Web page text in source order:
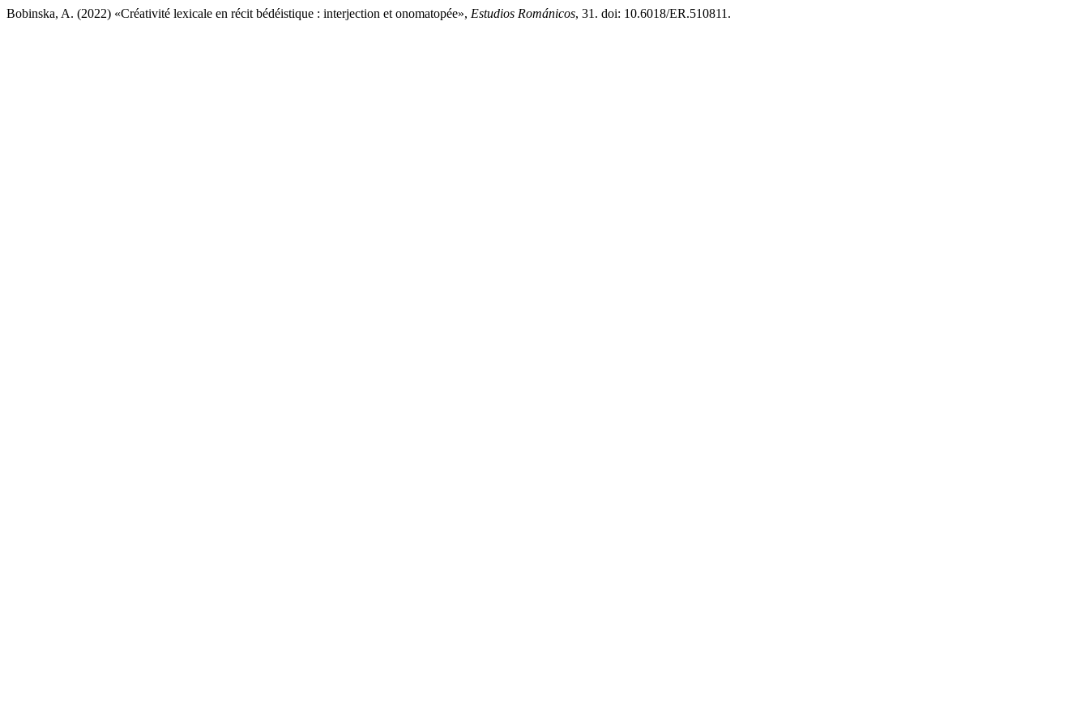
Bobinska, A. (2022) «Créativité lexicale en récit bédéistique : interjection et onomatopée», Estudios Románicos, 31. doi: 10.6018/ER.510811.